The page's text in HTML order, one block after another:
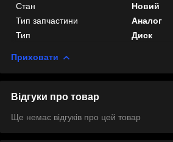
Стан
Новий
Тип запчастини
Аналог
Тип
Диск
Приховати
Відгуки про товар
Ще немає відгуків про цей товар